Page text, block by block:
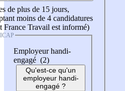
de plus de 15 jours,
moins de 4 candidatures
France Travail est informé)
Employeur handi-
engagé (2)
Qu'est-ce qu'un
employeur handi-
engagé ?